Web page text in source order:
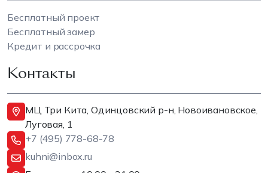
Бесплатный проект
Бесплатный замер
Кредит и рассрочка
Контакты
МЦ Три Кита, Одинцовский р-н, Новоивановское,
Луговая, 1
+7 (495) 778-68-78
kuhni@inbox.ru